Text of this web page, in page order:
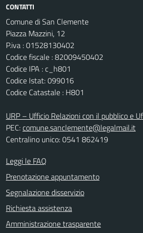
CONTATTI
Comune di San Clemente
Piazza Mazzini, 12
P.iva : 01528130402
Codice fiscale : 82009450402
Codice IPA : c_h801
Codice Istat: 099016
Codice Catastale : H801
URP – Ufficio Relazioni con il pubblico e
PEC:comune.sanclemente@legalmail.it
Centralino unico: 0541 862419
Leggi le FAQ
Prenotazione appuntamento
Segnalazione disservizio
Richiesta assistenza
Amministrazione trasparente